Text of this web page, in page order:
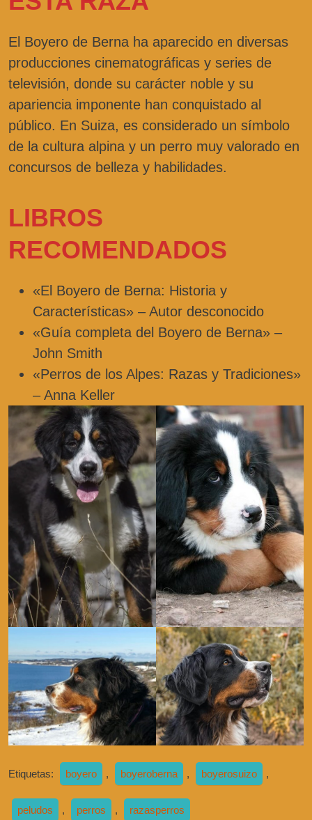
El Boyero de Berna ha aparecido en diversas
producciones cinematográficas y series de
televisión, donde su carácter noble y su
apariencia imponente han conquistado al
público. En Suiza, es considerado un símbolo
de la cultura alpina y un perro muy valorado en
concursos de belleza y habilidades.
LIBROS
RECOMENDADOS
«El Boyero de Berna: Historia y
Características» – Autor desconocido
«Guía completa del Boyero de Berna» –
John Smith
«Perros de los Alpes: Razas y Tradiciones»
– Anna Keller
Etiquetas: boyero , boyeroberna , boyerosuizo ,
peludos , perros , razasperros